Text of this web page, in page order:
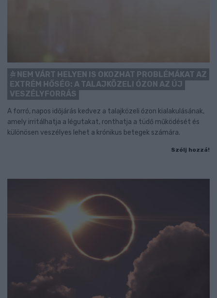
NEM VÁRT HELYEN IS OKOZHAT PROBLÉMÁKAT AZ
EXTRÉM HŐSÉG: A TALAJKÖZELI ÓZON AZ ÚJ
VESZÉLYFORRÁS
A forró, napos időjárás kedvez a talajközeli ózon kialakulásának,
amely irritálhatja a légutakat, ronthatja a tüdő működését és
különösen veszélyes lehet a krónikus betegek számára.
Szólj hozzá!